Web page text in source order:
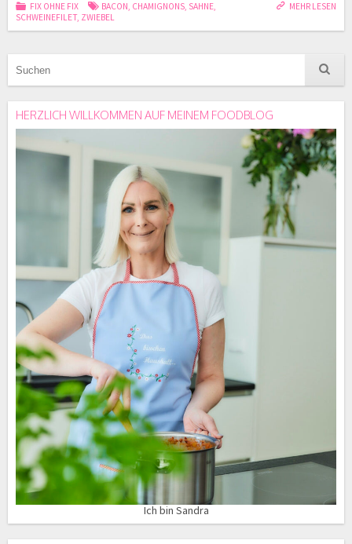
MEHR LESEN
FIX OHNE FIX BACON, CHAMIGNONS, SAHNE,
SCHWEINEFILET, ZWIEBEL
HERZLICH WILLKOMMEN AUF MEINEM FOODBLOG
Ich bin Sandra